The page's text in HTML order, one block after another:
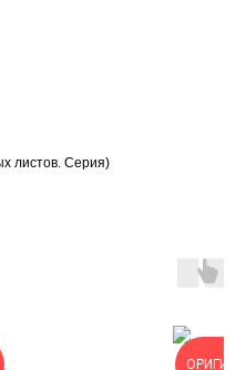
листов. Серия)